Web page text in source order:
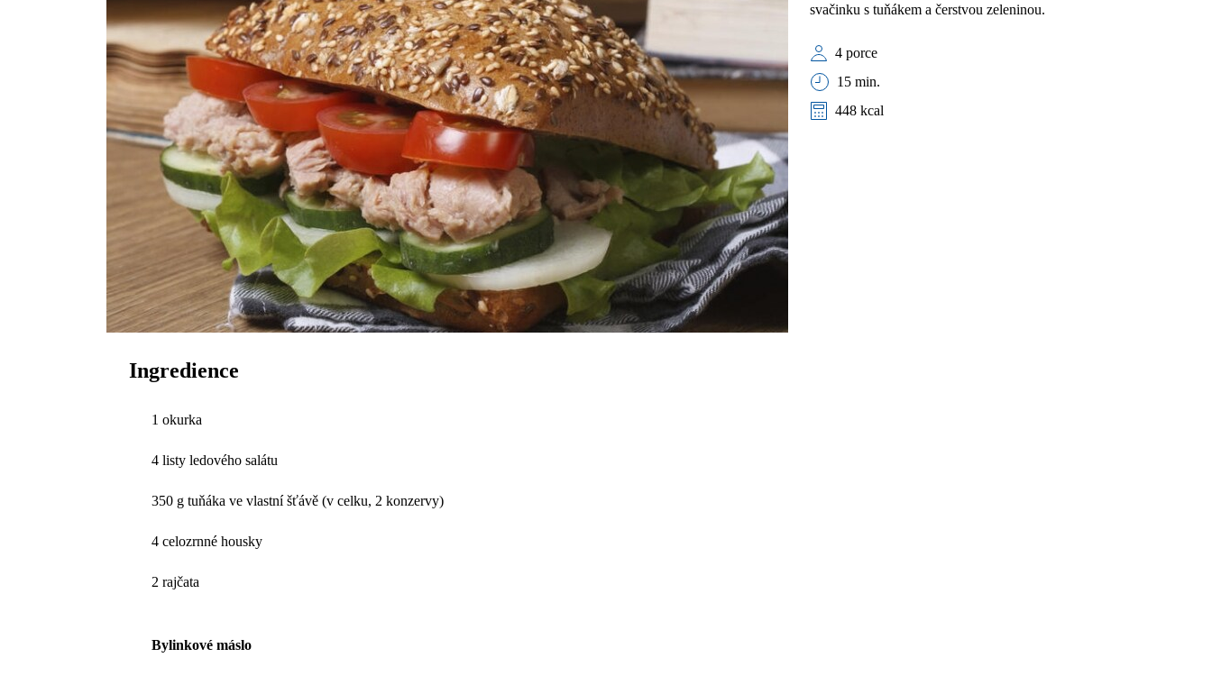
svačinku s tuňákem a čerstvou zeleninou.
4 porce
15 min.
448 kcal
Ingredience
1 okurka
4 listy ledového salátu
350 g tuňáka ve vlastní šťávě (v celku, 2 konzervy)
4 celozrnné housky
2 rajčata
Bylinkové máslo